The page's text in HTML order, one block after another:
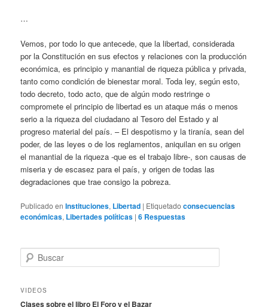
…
Vemos, por todo lo que antecede, que la libertad, considerada
por la Constitución en sus efectos y relaciones con la producción
económica, es principio y manantial de riqueza pública y privada,
tanto como condición de bienestar moral. Toda ley, según esto,
todo decreto, todo acto, que de algún modo restringe o
compromete el principio de libertad es un ataque más o menos
serio a la riqueza del ciudadano al Tesoro del Estado y al
progreso material del país. – El despotismo y la tiranía, sean del
poder, de las leyes o de los reglamentos, aniquilan en su origen
el manantial de la riqueza -que es el trabajo libre-, son causas de
miseria y de escasez para el país, y origen de todas las
degradaciones que trae consigo la pobreza.
Publicado en Instituciones, Libertad | Etiquetado consecuencias
económicas, Libertades políticas |6 Respuestas
u
c
VIDEOS
Clases sobre el libro El Foro y el Bazar